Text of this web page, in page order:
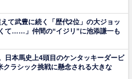
て武豊に続く「歴代2位」の大ジョッ
て……」仲間の“イジリ”に池添謙一も
日本馬史上4頭目のケンタッキーダービ
クラシック挑戦に懸念される大きな